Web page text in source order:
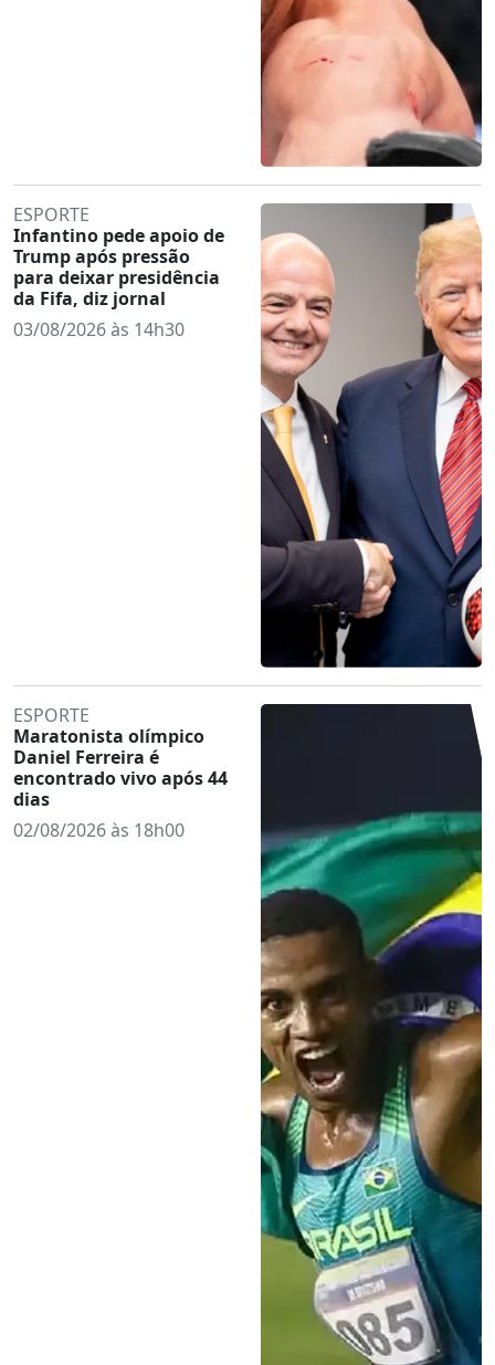
ESPORTE
Infantino pede apoio de
Trump após pressão
para deixar presidência
da Fifa, diz jornal
03/08/2026 às 14h30
ESPORTE
Maratonista olímpico
Daniel Ferreira é
encontrado vivo após 44
dias
02/08/2026 às 18h00